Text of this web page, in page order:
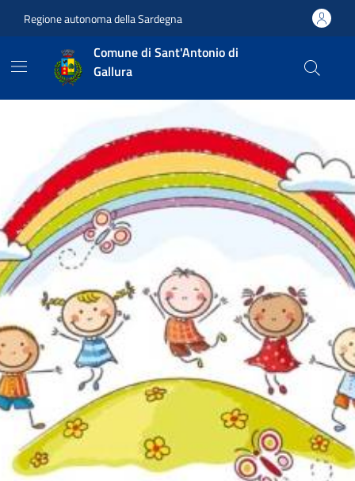
Regione autonoma della Sardegna
Comune di Sant'Antonio di
Gallura
Contenuti in evidenza